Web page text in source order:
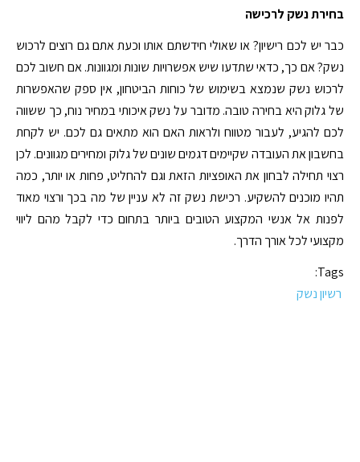
בחירת נשק לרכישה
כבר יש לכם רישיון? או שאולי חידשתם אותו וכעת אתם גם רוצים לרכוש
נשק? אם כך, כדאי שתדעו שיש אפשרויות שונות ומגוונות. אם חשוב לכם
לרכוש נשק שנמצא בשימוש של כוחות הביטחון, אין ספק שהאפשרות
של גלוק היא בחירה טובה. מדובר על נשק איכותי במחיר נוח, כך ששווה
לכם להגיע, לעבור מטווח ולראות האם הוא מתאים גם לכם. יש לקחת
בחשבון את העובדה שקיימים דגמים שונים של גלוק ומחירים מגוונים. לכן
רצוי תחילה לבחון את האופציות הזאת וגם להחליט, פחות או יותר, כמה
תהיו מוכנים להשקיע. רכישת נשק זה לא עניין של מה בכך ורצוי מאוד
לפנות אל אנשי המקצוע הטובים ביותר בתחום כדי לקבל מהם ליווי
מקצועי לכל אורך הדרך.
Tags:
רשיון נשק